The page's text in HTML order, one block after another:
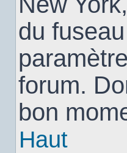
du
forum.
bon
Haut